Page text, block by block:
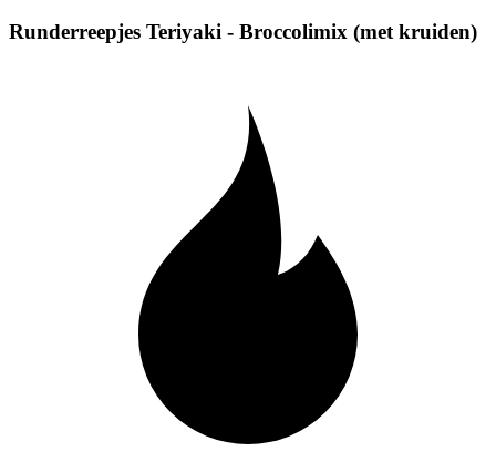
Runderreepjes Teriyaki - Broccolimix (met kruiden)